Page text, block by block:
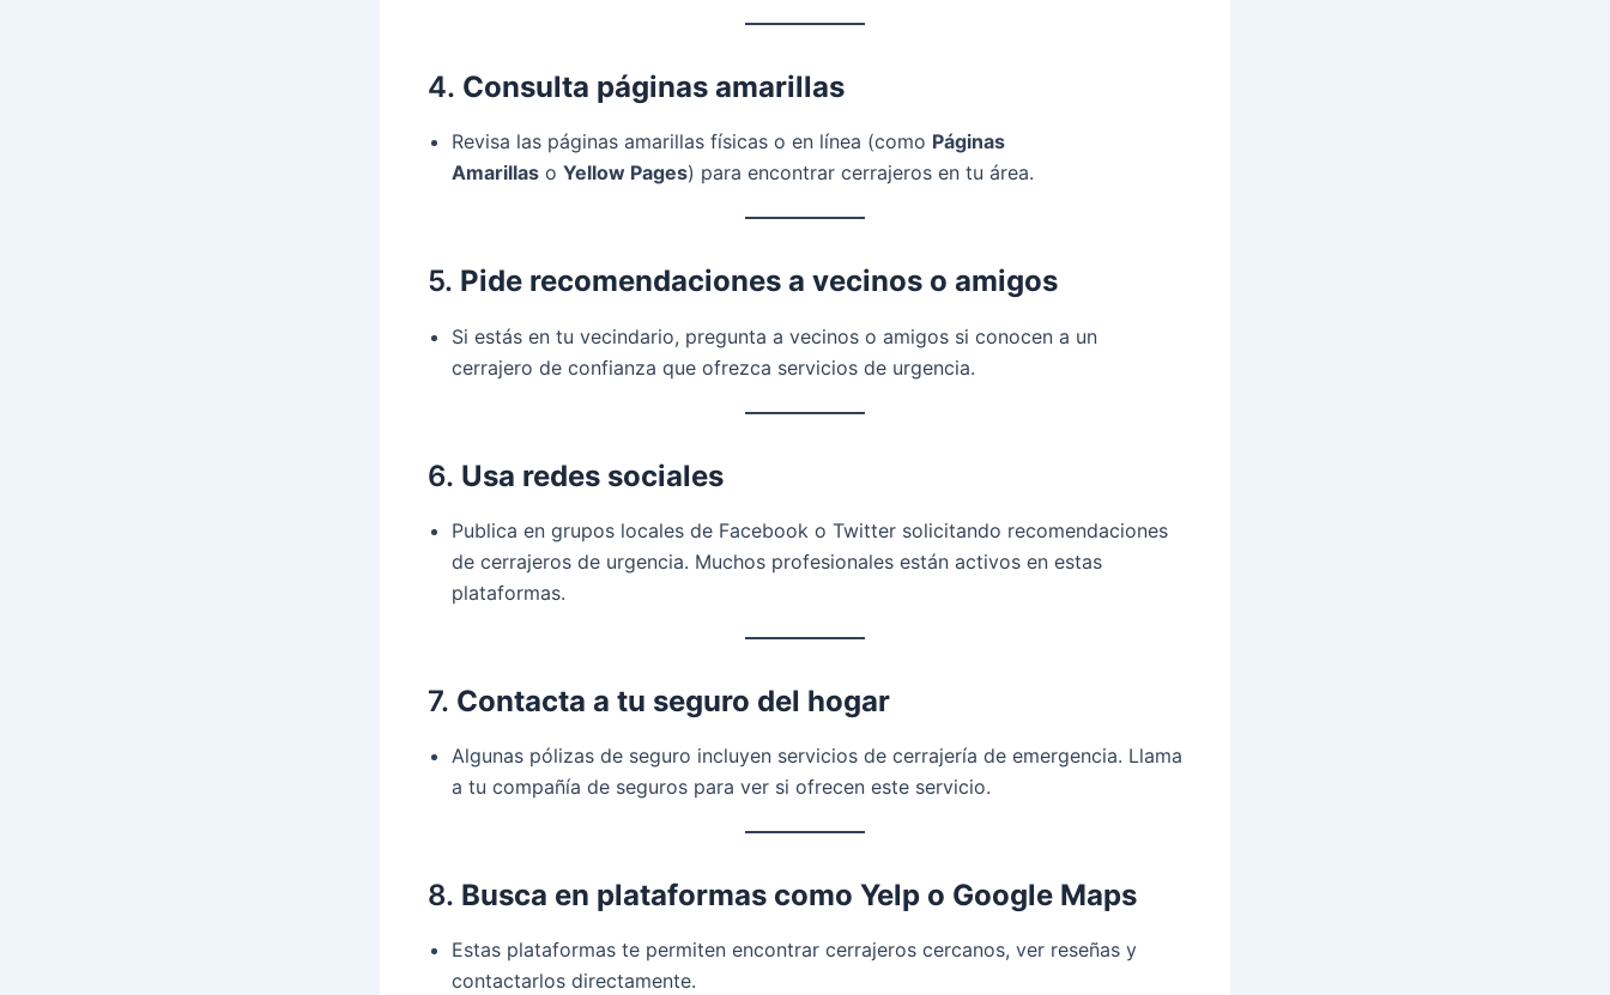
4. Consulta páginas amarillas
Revisa las páginas amarillas físicas o en línea (como Páginas
Amarillas o Yellow Pages) para encontrar cerrajeros en tu área.
5. Pide recomendaciones a vecinos o amigos
Si estás en tu vecindario, pregunta a vecinos o amigos si conocen a un
cerrajero de confianza que ofrezca servicios de urgencia.
6. Usa redes sociales
Publica en grupos locales de Facebook o Twitter solicitando recomendaciones
de cerrajeros de urgencia. Muchos profesionales están activos en estas
plataformas.
7. Contacta a tu seguro del hogar
Algunas pólizas de seguro incluyen servicios de cerrajería de emergencia. Llama
a tu compañía de seguros para ver si ofrecen este servicio.
8. Busca en plataformas como Yelp o Google Maps
Estas plataformas te permiten encontrar cerrajeros cercanos, ver reseñas y
contactarlos directamente.